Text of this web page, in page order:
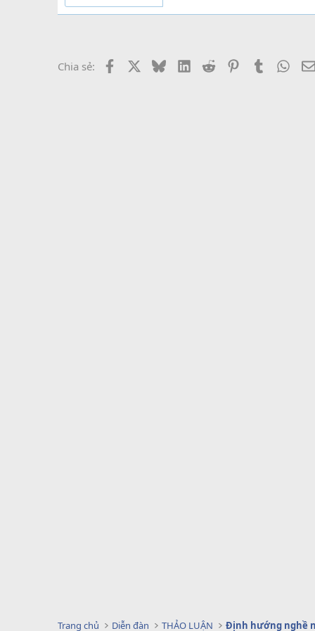
Chia sẻ: Facebook BlueskyLinkedIn
Reddit PinterestTumblr
Trang chủ Diễn đàn THẢO LUẬN Định hướng nghề